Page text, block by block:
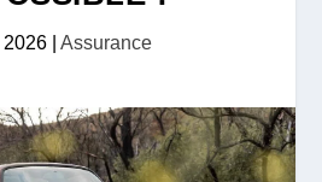
2026 Assurance